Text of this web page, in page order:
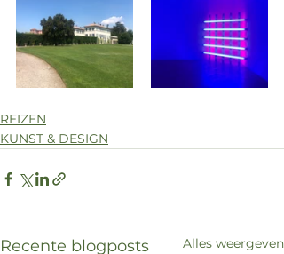
REIZEN
KUNST & DESIGN
Recente blogposts Alles weergeven